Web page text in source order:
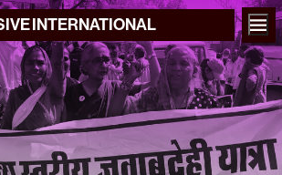
INTERNATIONAL